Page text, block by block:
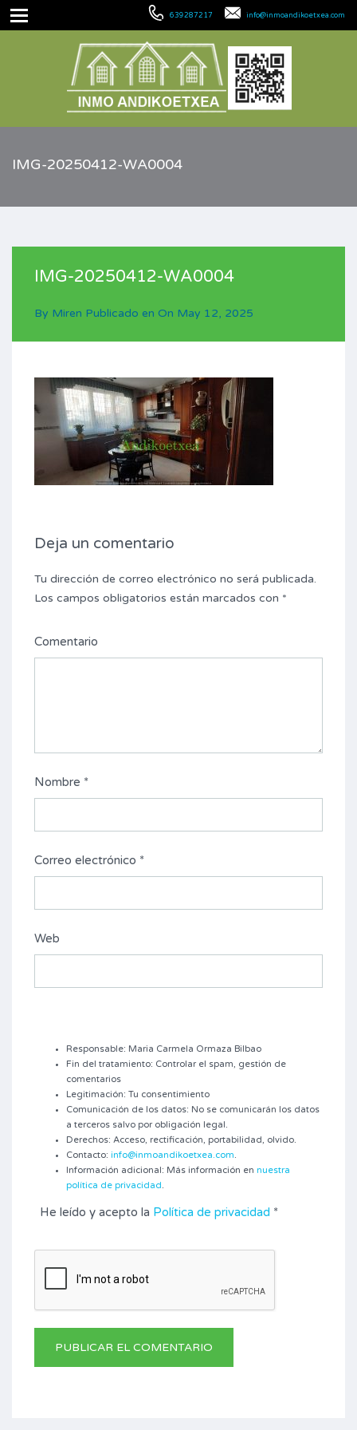
639287217 info@inmoandikoetxea.com
IMG-20250412-WA0004
IMG-20250412-WA0004
By Miren Publicado en On May 12, 2025
Deja un comentario
Tu dirección de correo electrónico no será publicada.
Los campos obligatorios están marcados con *
Comentario
Nombre *
Correo electrónico *
Web
Responsable: Maria Carmela Ormaza Bilbao
Fin del tratamiento: Controlar el spam, gestión de
comentarios
Legitimación: Tu consentimiento
Comunicación de los datos: No se comunicarán los datos
a terceros salvo por obligación legal.
Derechos: Acceso, rectificación, portabilidad, olvido.
Contacto: info@inmoandikoetxea.com.
Información adicional: Más información en nuestra
política de privacidad.
He leído y acepto la Política de privacidad *